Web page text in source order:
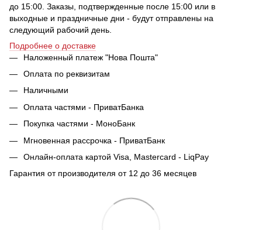
до 15:00. Заказы, подтвержденные после 15:00 или в
выходные и праздничные дни - будут отправлены на
следующий рабочий день.
Подробнее о доставке
Наложенный платеж "Нова Пошта"
Оплата по реквизитам
Наличными
Оплата частями - ПриватБанка
Покупка частями - МоноБанк
Мгновенная рассрочка - ПриватБанк
Онлайн-оплата картой Visa, Mastercard - LiqPay
Гарантия от производителя от 12 до 36 месяцев